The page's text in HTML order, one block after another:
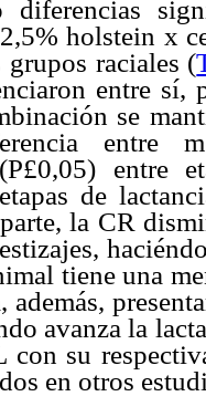
holstein x
grupos raciales (
entre sí,
se
entre
£0,05) entre
de
la CR
tiene una
además,
avanza la
con su
en otros